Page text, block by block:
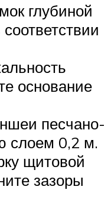
глубиной
основание
песчано-
слоем 0,2 м.
щитовой
зазоры